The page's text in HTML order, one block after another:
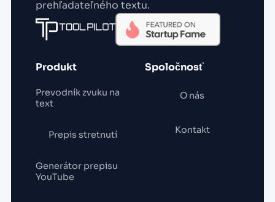
prehľadateľného textu.
Produkt
Prevodník zvuku na
text
Prepis stretnutí
Generátor prepisu
YouTube
Spoločnosť
O nás
Kontakt